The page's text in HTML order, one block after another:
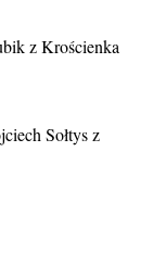
z Krościenka
Sołtys z